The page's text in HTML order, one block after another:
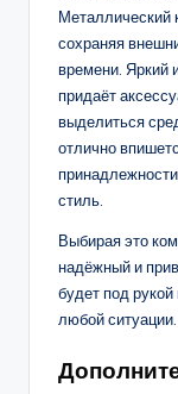
Металлический
сохраняя
времени. Яркий
придаёт
выделиться
отлично
стиль.
Выбирая это
надёжный и
будет под
любой ситуации.